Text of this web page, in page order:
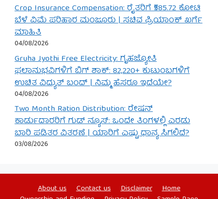
Crop Insurance Compensation: ರೈತರಿಗೆ ₹585.72 ಕೋಟಿ
ಬೆಳೆ ವಿಮೆ ಪರಿಹಾರ ಮಂಜೂರು | ಸಚಿವ ಪ್ರಿಯಾಂಕ್ ಖರ್ಗೆ
ಮಾಹಿತಿ
04/08/2026
Gruha Jyothi Free Electricity: ಗೃಹಜ್ಯೋತಿ
ಫಲಾನುಭವಿಗಳಿಗೆ ಬಿಗ್ ಶಾಕ್: 82,220+ ಕುಟುಂಬಗಳಿಗೆ
ಉಚಿತ ವಿದ್ಯುತ್ ಬಂದ್ | ನಿಮ್ಮ ಹೆಸರೂ ಇದೆಯೇ?
04/08/2026
Two Month Ration Distribution: ರೇಷನ್
ಕಾರ್ಡುದಾರರಿಗೆ ಗುಡ್ ನ್ಯೂಸ್: ಒಂದೇ ತಿಂಗಳಲ್ಲಿ ಎರಡು
ಬಾರಿ ಪಡಿತರ ವಿತರಣೆ | ಯಾರಿಗೆ ಎಷ್ಟು ಧಾನ್ಯ ಸಿಗಲಿದೆ?
03/08/2026
About us Contact us Disclaimer
Home